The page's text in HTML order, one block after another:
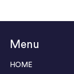
Menu
HOME